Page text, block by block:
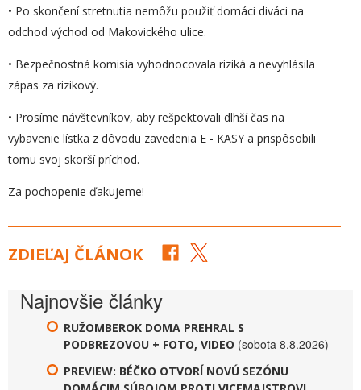
• Po skončení stretnutia nemôžu použiť domáci diváci na
odchod východ od Makovického ulice.
• Bezpečnostná komisia vyhodnocovala riziká a nevyhlásila
zápas za rizikový.
• Prosíme návštevníkov, aby rešpektovali dlhší čas na
vybavenie lístka z dôvodu zavedenia E - KASY a prispôsobili
tomu svoj skorší príchod.
Za pochopenie ďakujeme!
ZDIEĽAJ ČLÁNOK
Najnovšie články
RUŽOMBEROK DOMA PREHRAL S
PODBREZOVOU + FOTO, VIDEO (sobota 8.8.2026)
PREVIEW: BÉČKO OTVORÍ NOVÚ SEZÓNU